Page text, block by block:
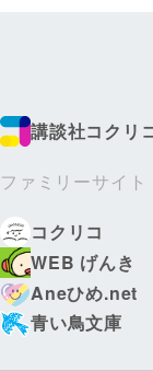
講談社コクリ
ファミリーサイト
コクリコ
WEB げんき
Aneひめ.net
青い鳥文庫